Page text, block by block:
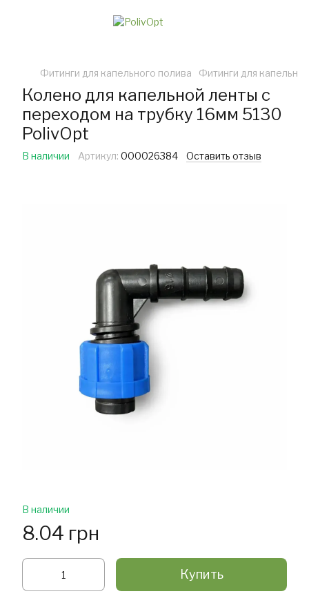
Фитинги для капельного полива Фитинги для
Колено для капельной ленты с
переходом на трубку 16мм 5130
PolivOpt
В наличии Артикул: 000026384 Оставить отзыв
В наличии
8.04 грн
Купить